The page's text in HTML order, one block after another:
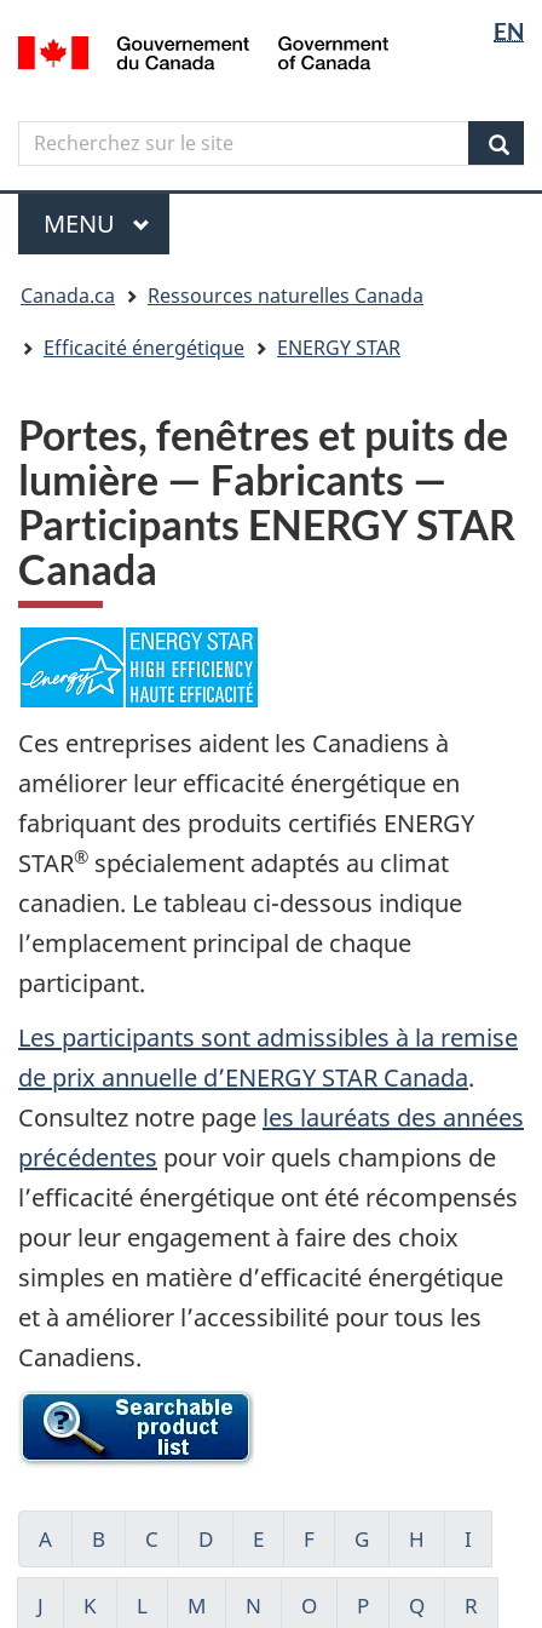
Aller
au
principal
Skip
to
government"
Passer
à
version
simplifiée
langue
EN
Canada
Search
Recherchez
sur
le
site
Menu
MENU PRINCIPAL
êtes
ici
Canada.ca
Ressources naturelles Canada
Efficacité énergétique
ENERGY STAR
Portes, fenêtres et puits de
lumière — Fabricants —
Participants ENERGY STAR
Canada
Ces entreprises aident les Canadiens à
améliorer leur efficacité énergétique en
fabriquant des produits certifiés ENERGY
STAR® spécialement adaptés au climat
canadien. Le tableau ci-dessous indique
l’emplacement principal de chaque
participant.
Les participants sont admissibles à la remise
de prix annuelle d’ENERGY STAR Canada.
Consultez notre page les lauréats des années
précédentes pour voir quels champions de
l’efficacité énergétique ont été récompensés
pour leur engagement à faire des choix
simples en matière d’efficacité énergétique
et à améliorer l’accessibilité pour tous les
Canadiens.
A
Participants
ENERGY
B
Participants
ENERGY
C
Participants
ENERGY
D
Participants
ENERGY
E
Participants
ENERGY
F
Participants
ENERGY
G
Participants
ENERGY
H
Participants
ENERGY
I
J K L M N O P Q R